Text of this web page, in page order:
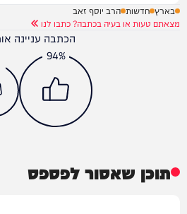
בארץ חדשות הרב יוסף זאב
מצאתם טעות או בעיה בכתבה? כתבו לנו
הכתבה עניינה
94%
תוכן שאסור לפספס